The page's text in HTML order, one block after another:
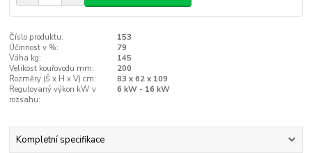
Číslo produktu:
153
Účinnost v %:
79
Váha kg:
145
Velikost kouřovodu mm:
200
Rozměry (Š x H x V) cm:
83 x 62 x 109
Regulovaný výkon kW v
rozsahu:
6 kW - 16 kW
Kompletní specifikace